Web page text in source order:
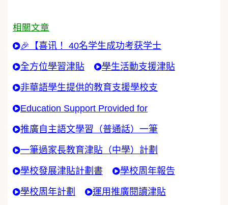
相關文章
🎉【喜讯！ 40名学生成功考获学士
全方位學習津貼 學生活動支援津貼
非華語學生提供的教育支援學校支
Education Support Provided for
推廣自主語文學習（普通話）一筆
一筆過家長教育津貼（中學）計劃
學校發展津貼計劃書 學校周年報告
學校周年計劃 運用推廣閱讀津貼